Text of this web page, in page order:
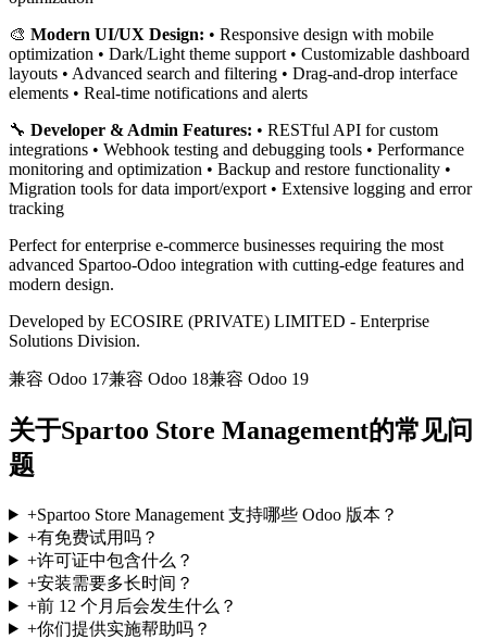
🎨 Modern UI/UX Design: • Responsive design with mobile
optimization • Dark/Light theme support • Customizable dashboard
layouts • Advanced search and filtering • Drag-and-drop interface
elements • Real-time notifications and alerts
🔧 Developer & Admin Features: • RESTful API for custom
integrations • Webhook testing and debugging tools • Performance
monitoring and optimization • Backup and restore functionality •
Migration tools for data import/export • Extensive logging and error
tracking
Perfect for enterprise e-commerce businesses requiring the most
advanced Spartoo-Odoo integration with cutting-edge features and
modern design.
Developed by ECOSIRE (PRIVATE) LIMITED - Enterprise
Solutions Division.
兼容 Odoo 17兼容 Odoo 18兼容 Odoo 19
关于Spartoo Store Management的常见问
题
+Spartoo Store Management 支持哪些 Odoo 版本？
+有免费试用吗？
+许可证中包含什么？
+安装需要多长时间？
+前 12 个月后会发生什么？
+你们提供实施帮助吗？